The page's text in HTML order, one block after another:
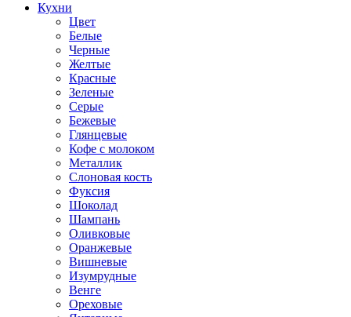
Кухни
Цвет
Белые
Черные
Желтые
Красные
Зеленые
Серые
Бежевые
Глянцевые
Кофе с молоком
Металлик
Слоновая кость
Фуксия
Шоколад
Шампань
Оливковые
Оранжевые
Вишневые
Изумрудные
Венге
Ореховые